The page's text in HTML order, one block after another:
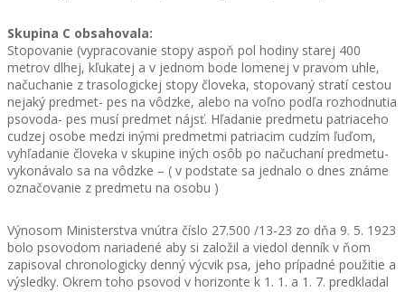
Skupina C obsahovala:
Stopovanie (vypracovanie stopy aspoň pol hodiny starej 400
metrov dlhej, kľukatej a v jednom bode lomenej v pravom uhle,
načuchanie z trasologickej stopy človeka, stopovaný stratí cestou
nejaký predmet- pes na vôdzke, alebo na voľno podľa rozhodnutia
psovoda- pes musí predmet nájsť. Hľadanie predmetu patriaceho
cudzej osobe medzi inými predmetmi patriacim cudzím ľuďom,
vyhľadanie človeka v skupine iných osôb po načuchaní predmetu-
vykonávalo sa na vôdzke – ( v podstate sa jednalo o dnes známe
označovanie z predmetu na osobu )
Výnosom Ministerstva vnútra číslo 27.500 /13-23 zo dňa 9. 5. 1923
bolo psovodom nariadené aby si založil a viedol denník v ňom
zapisoval chronologicky denný výcvik psa, jeho prípadné použitie a
výsledky. Okrem toho psovod v horizonte k 1. 1. a 1. 7. predkladal